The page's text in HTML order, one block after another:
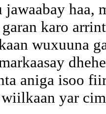
haa,
karo
wuxuuna
aniga isoo
yar